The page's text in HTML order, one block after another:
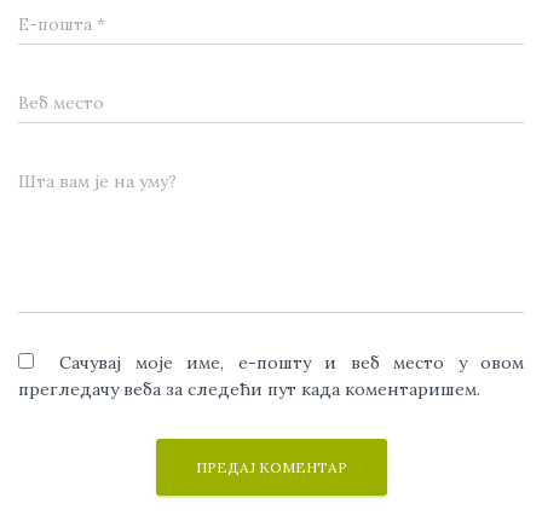
Е-пошта *
Веб место
Шта вам је на уму?
Сачувај моје име, е-пошту и веб место у овом
прегледачу веба за следећи пут када коментаришем.